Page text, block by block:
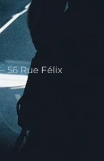
56 Rue Félix